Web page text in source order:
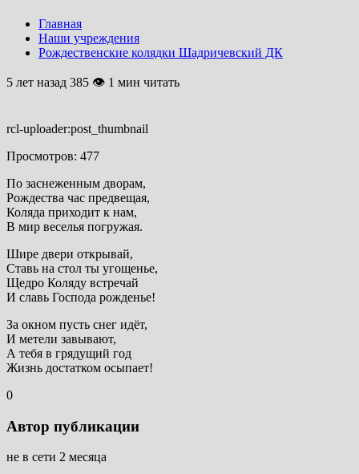
Главная
Наши учреждения
Рождественские колядки Шадричевский ДК
5 лет назад 385 👁 1 мин читать
rcl-uploader:post_thumbnail
Просмотров: 477
По заснеженным дворам,
Рождества час предвещая,
Коляда приходит к нам,
В мир веселья погружая.
Шире двери открывай,
Ставь на стол ты угощенье,
Щедро Коляду встречай
И славь Господа рожденье!
За окном пусть снег идёт,
И метели завывают,
А тебя в грядущий год
Жизнь достатком осыпает!
0
Автор публикации
не в сети 2 месяца